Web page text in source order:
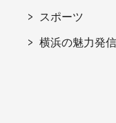
スポーツ
横浜の魅力発信